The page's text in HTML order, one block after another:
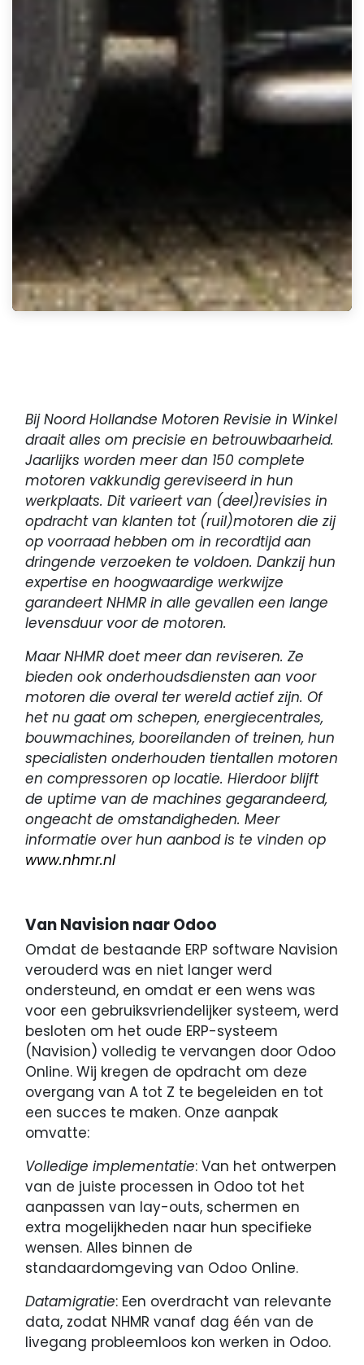
Bij Noord Hollandse Motoren Revisie in Winkel
draait alles om precisie en betrouwbaarheid.
Jaarlijks worden meer dan 150 complete
motoren vakkundig gereviseerd in hun
werkplaats. Dit varieert van (deel)revisies in
opdracht van klanten tot (ruil)motoren die zij
op voorraad hebben om in recordtijd aan
dringende verzoeken te voldoen. Dankzij hun
expertise en hoogwaardige werkwijze
garandeert NHMR in alle gevallen een lange
levensduur voor de motoren.
Maar NHMR doet meer dan reviseren. Ze
bieden ook onderhoudsdiensten aan voor
motoren die overal ter wereld actief zijn. Of
het nu gaat om schepen, energiecentrales,
bouwmachines, booreilanden of treinen, hun
specialisten onderhouden tientallen motoren
en compressoren op locatie. Hierdoor blijft
de uptime van de machines gegarandeerd,
ongeacht de omstandigheden. Meer
informatie over hun aanbod is te vinden op
www.nhmr.nl
Van Navision naar Odoo
Omdat de bestaande ERP software Navision
verouderd was en niet langer werd
ondersteund, en omdat er een wens was
voor een gebruiksvriendelijker systeem, werd
besloten om het oude ERP-systeem
(Navision) volledig te vervangen door Odoo
Online. Wij kregen de opdracht om deze
overgang van A tot Z te begeleiden en tot
een succes te maken. Onze aanpak
omvatte:
Volledige implementatie: Van het ontwerpen
van de juiste processen in Odoo tot het
aanpassen van lay-outs, schermen en
extra mogelijkheden naar hun specifieke
wensen. Alles binnen de
standaardomgeving van Odoo Online.
Datamigratie: Een overdracht van relevante
data, zodat NHMR vanaf dag één van de
livegang probleemloos kon werken in Odoo.